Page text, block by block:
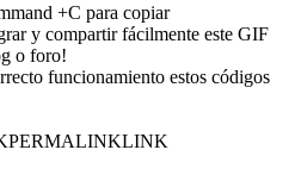
+C para copiar
y compartir fácilmente este GIF
o foro!
funcionamiento estos códigos
PERMALINKLINK